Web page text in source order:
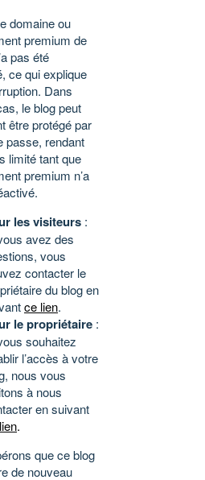
domaine ou
premium de
pas été
ce qui explique
Dans
le blog peut
être protégé par
passe, rendant
limité tant que
premium n’a
les visiteurs :
avez des
vous
contacter le
du blog en
ce lien.
le propriétaire :
souhaitez
l’accès à votre
nous vous
à nous
en suivant
.
que ce blog
de nouveau